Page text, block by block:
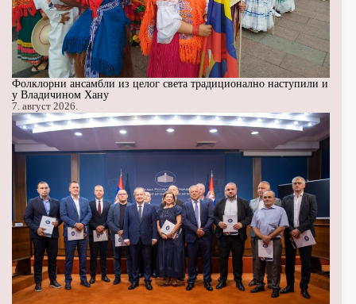
Фолклорни ансамбли из целог света традиционално наступили и
у Владичином Хану
7. август 2026.